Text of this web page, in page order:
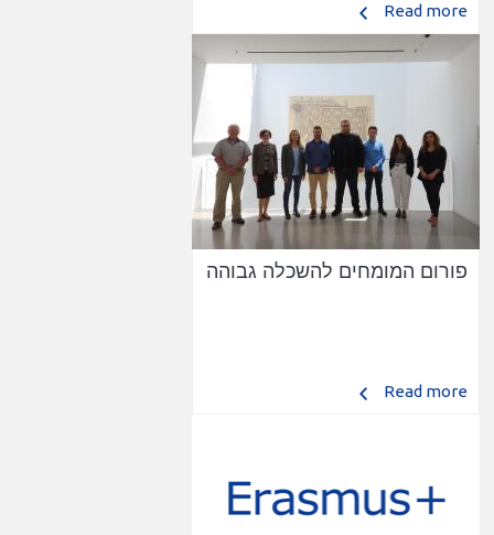
Read more
פורום המומחים להשכלה גבוהה
Read more